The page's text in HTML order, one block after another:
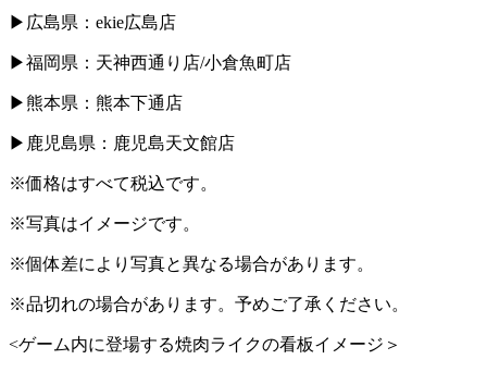
▶広島県：ekie広島店
▶福岡県：天神⻄通り店/⼩倉⿂町店
▶熊本県：熊本下通店
▶⿅児島県：⿅児島天⽂館店
※価格はすべて税込です。
※写真はイメージです。
※個体差により写真と異なる場合があります。
※品切れの場合があります。予めご了承ください。
<ゲーム内に登場する焼肉ライクの看板イメージ＞